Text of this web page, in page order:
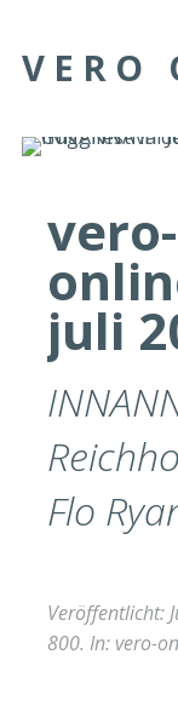
VERO
vero-
juli
Flo
Veröffentlicht:
800. In: vero-